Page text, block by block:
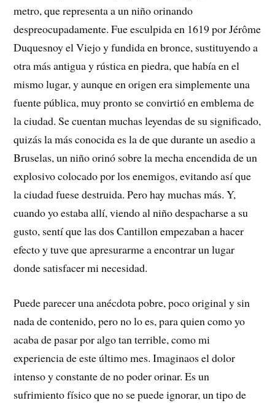
metro, que representa a un niño orinando
despreocupadamente. Fue esculpida en 1619 por Jérôme
Duquesnoy el Viejo y fundida en bronce, sustituyendo a
otra más antigua y rústica en piedra, que había en el
mismo lugar, y aunque en origen era simplemente una
fuente pública, muy pronto se convirtió en emblema de
la ciudad. Se cuentan muchas leyendas de su significado,
quizás la más conocida es la de que durante un asedio a
Bruselas, un niño orinó sobre la mecha encendida de un
explosivo colocado por los enemigos, evitando así que
la ciudad fuese destruida. Pero hay muchas más. Y,
cuando yo estaba allí, viendo al niño despacharse a su
gusto, sentí que las dos Cantillon empezaban a hacer
efecto y tuve que apresurarme a encontrar un lugar
donde satisfacer mi necesidad.
Puede parecer una anécdota pobre, poco original y sin
nada de contenido, pero no lo es, para quien como yo
acaba de pasar por algo tan terrible, como mi
experiencia de este último mes. Imaginaos el dolor
intenso y constante de no poder orinar. Es un
sufrimiento físico que no se puede ignorar, un tipo de